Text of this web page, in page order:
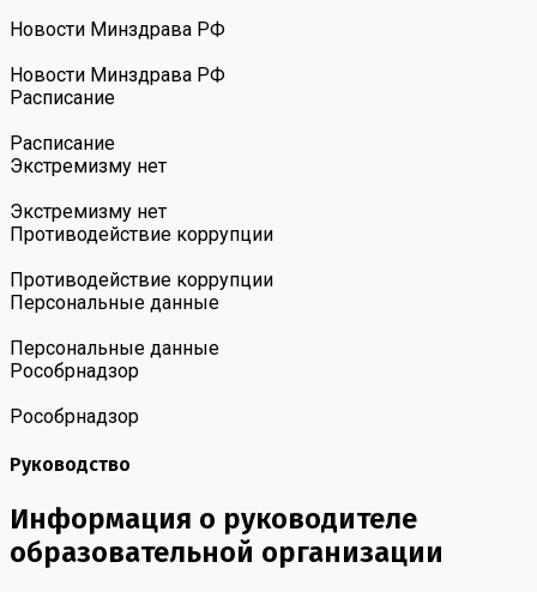
Новости Минздрава РФ
Новости Минздрава РФ
Расписание
Расписание
Экстремизму нет
Экстремизму нет
Противодействие коррупции
Противодействие коррупции
Персональные данные
Персональные данные
Роcобрнадзор
Роcобрнадзор
Руководство
Информация о руководителе
образовательной организации